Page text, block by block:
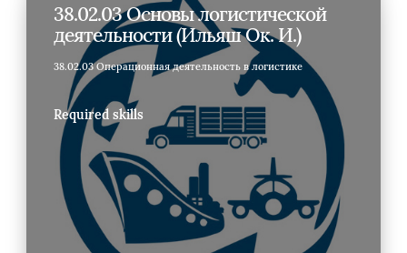
38.02.03 Основы логистической
деятельности (Ильяш Ок. И.)
38.02.03 Операционная деятельность в логистике
Required skills